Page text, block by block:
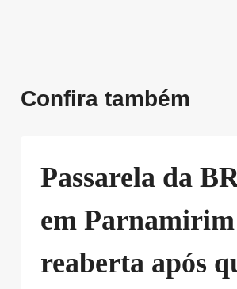
Confira também
Passarela da
em Parnamirim
reaberta após